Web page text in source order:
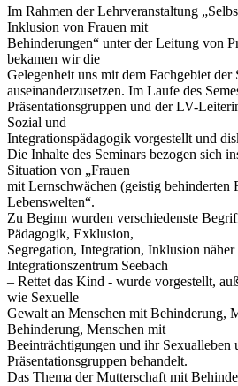
Im Rahmen der Lehrveranstaltung
Inklusion von Frauen mit
Behinderungen“ unter der Leitung von
bekamen wir die
Gelegenheit uns mit dem Fachgebiet
auseinanderzusetzen. Im Laufe des
Präsentationsgruppen und der LV-
Sozial und
Integrationspädagogik vorgestellt und
Die Inhalte des Seminars bezogen sich
Situation von „Frauen
mit Lernschwächen (geistig behinderten
Lebenswelten“.
Zu Beginn wurden verschiedenste
Pädagogik, Exklusion,
Segregation, Integration, Inklusion näher
Integrationszentrum Seebach
– Rettet das Kind - wurde vorgestellt,
wie Sexuelle
Gewalt an Menschen mit Behinderung,
Behinderung, Menschen mit
Beeinträchtigungen und ihr Sexualleben
Präsentationsgruppen behandelt.
Das Thema der Mutterschaft mit